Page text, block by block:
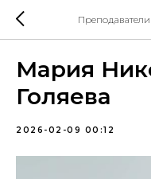
Мария
Голяева
2026-02-09 00:12